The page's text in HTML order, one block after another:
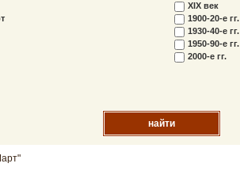
XIX век
1900-20-е гг.
1930-40-е гг.
1950-90-е гг.
2000-е гг.
найти